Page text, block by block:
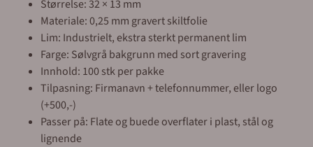
Størrelse: 32 × 13 mm
Materiale: 0,25 mm gravert skiltfolie
Lim: Industrielt, ekstra sterkt permanent lim
Farge: Sølvgrå bakgrunn med sort gravering
Innhold: 100 stk per pakke
Tilpasning: Firmanavn + telefonnummer, eller logo
(+500,-)
Passer på: Flate og buede overflater i plast, stål og
lignende